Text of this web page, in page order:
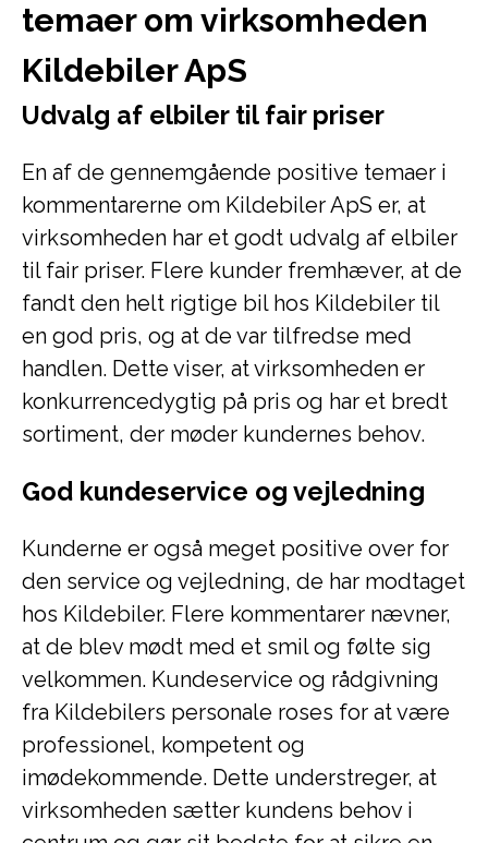
temaer om virksomheden
Kildebiler ApS
Udvalg af elbiler til fair priser
En af de gennemgående positive temaer i
kommentarerne om Kildebiler ApS er, at
virksomheden har et godt udvalg af elbiler
til fair priser. Flere kunder fremhæver, at de
fandt den helt rigtige bil hos Kildebiler til
en god pris, og at de var tilfredse med
handlen. Dette viser, at virksomheden er
konkurrencedygtig på pris og har et bredt
sortiment, der møder kundernes behov.
God kundeservice og vejledning
Kunderne er også meget positive over for
den service og vejledning, de har modtaget
hos Kildebiler. Flere kommentarer nævner,
at de blev mødt med et smil og følte sig
velkommen. Kundeservice og rådgivning
fra Kildebilers personale roses for at være
professionel, kompetent og
imødekommende. Dette understreger, at
virksomheden sætter kundens behov i